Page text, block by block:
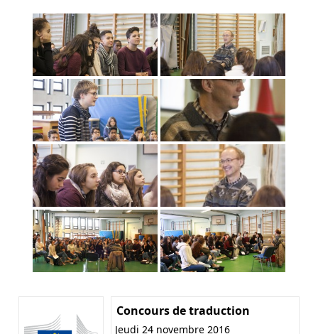
Concours de traduction
Jeudi 24 novembre 2016